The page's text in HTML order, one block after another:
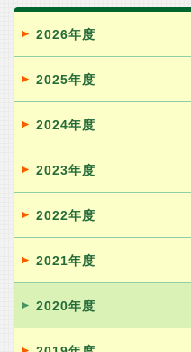
2026年度
2025年度
2024年度
2023年度
2022年度
2021年度
2020年度